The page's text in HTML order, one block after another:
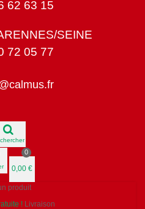
62 63 15
SEINE
72 05 77
0
0,00 €
produit
! Livraison